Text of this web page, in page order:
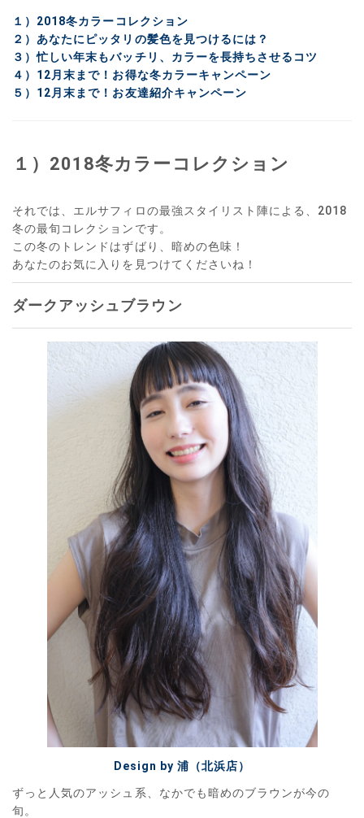
１）2018冬カラーコレクション
２）あなたにピッタリの髪色を見つけるには？
３）忙しい年末もバッチリ、カラーを長持ちさせるコツ
４）12月末まで！お得な冬カラーキャンペーン
５）12月末まで！お友達紹介キャンペーン
１）2018冬カラーコレクション
それでは、エルサフィロの最強スタイリスト陣による、2018
冬の最旬コレクションです。
この冬のトレンドはずばり、暗めの色味！
あなたのお気に入りを見つけてくださいね！
ダークアッシュブラウン
Design by 浦（北浜店）
ずっと人気のアッシュ系、なかでも暗めのブラウンが今の
旬。